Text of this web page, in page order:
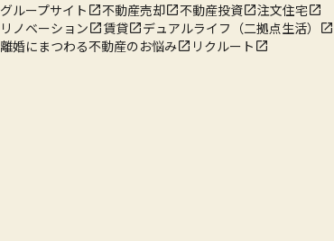
グループサイト
不動産売却 不動産投資
注文住宅
リノベーション
賃貸
デュアルライフ（二拠点生活）
離婚にまつわる不動産のお悩み
リクルート